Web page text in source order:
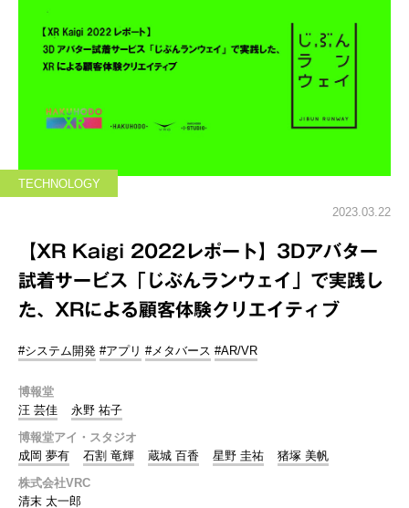
TECHNOLOGY
2023.03.22
【XR Kaigi 2022レポート】3Dアバター
試着サービス「じぶんランウェイ」で実践し
た、XRによる顧客体験クリエイティブ
#システム開発 #アプリ #メタバース #AR/VR
博報堂
汪 芸佳
永野 祐子
博報堂アイ・スタジオ
成岡 夢有
石割 竜輝 蔵城 百香 星野 圭祐
猪塚 美帆
株式会社VRC
清末 太一郎